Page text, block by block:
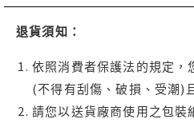
退貨須知：
依照消費者保護法的規定
(不得有刮傷、破損、受潮)
請您以送貨廠商使用之包